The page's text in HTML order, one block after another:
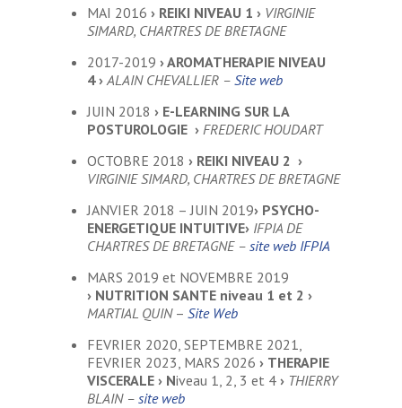
MAI 2016› REIKI NIVEAU 1 › VIRGINIE
SIMARD, CHARTRES DE BRETAGNE
2017-2019›AROMATHERAPIE NIVEAU
4 › ALAIN CHEVALLIER –Site web
JUIN 2018› E-LEARNING SUR LA
POSTUROLOGIE › FREDERIC HOUDART
OCTOBRE 2018› REIKI NIVEAU 2 ›
VIRGINIE SIMARD, CHARTRES DE BRETAGNE
JANVIER 2018 – JUIN 2019› PSYCHO-
ENERGETIQUE INTUITIVE› IFPIA DE
CHARTRES DE BRETAGNE –site web IFPIA
MARS 2019 et NOVEMBRE 2019
› NUTRITION SANTE niveau 1 et 2 ›
MARTIAL QUIN–Site Web
FEVRIER 2020, SEPTEMBRE 2021,
FEVRIER 2023, MARS 2026› THERAPIE
VISCERALE › Niveau 1, 2, 3 et 4› THIERRY
BLAIN –site web